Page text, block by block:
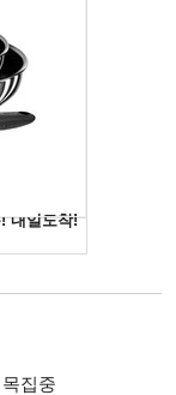
집중